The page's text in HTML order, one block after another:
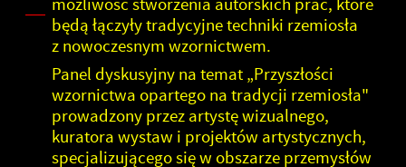
będą łączyły tradycyjne techniki rzemiosła
z nowoczesnym wzornictwem.
Panel dyskusyjny na temat „Przyszłości
wzornictwa opartego na tradycji rzemiosła"
prowadzony przez artystę wizualnego,
kuratora wystaw i projektów artystycznych,
specjalizującego się w obszarze przemysłów